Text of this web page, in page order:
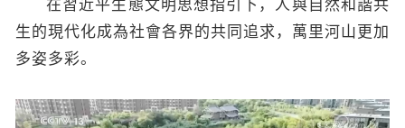
在習近平生態文明思想指引下，人與自然和諧共
生的現代化成為社會各界的共同追求，萬里河山更加
多姿多彩。